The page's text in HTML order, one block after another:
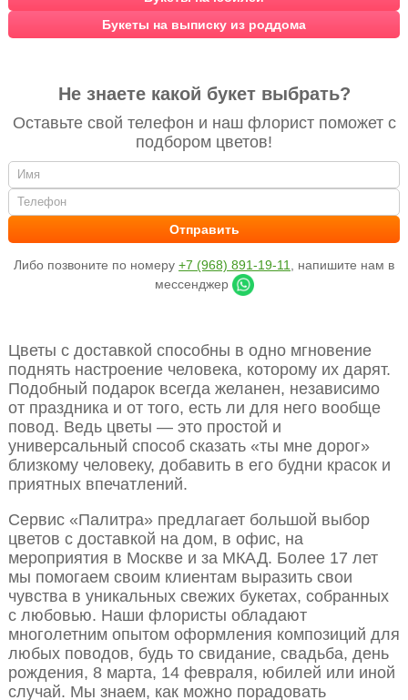
Букеты на выписку из роддома
Не знаете какой букет выбрать?
Оставьте свой телефон и наш флорист поможет с
подбором цветов!
Либо позвоните по номеру +7 (968) 891-19-11
, напишите нам в
мессенджер
Цветы с доставкой способны в одно мгновение
поднять настроение человека, которому их дарят.
Подобный подарок всегда желанен, независимо
от праздника и от того, есть ли для него вообще
повод. Ведь цветы — это простой и
универсальный способ сказать «ты мне дорог»
близкому человеку, добавить в его будни красок и
приятных впечатлений.
Сервис «Палитра» предлагает большой выбор
цветов с доставкой на дом, в офис, на
мероприятия в Москве и за МКАД. Более 17 лет
мы помогаем своим клиентам выразить свои
чувства в уникальных свежих букетах, собранных
с любовью. Наши флористы обладают
многолетним опытом оформления композиций для
любых поводов, будь то свидание, свадьба, день
рождения, 8 марта, 14 февраля, юбилей или иной
случай. Мы знаем, как можно порадовать